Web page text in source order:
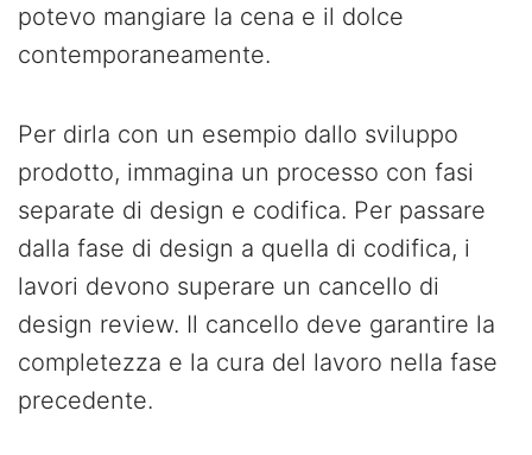
potevo mangiare la cena e il dolce
contemporaneamente.
Per dirla con un esempio dallo sviluppo
prodotto, immagina un processo con fasi
separate di design e codifica. Per passare
dalla fase di design a quella di codifica, i
lavori devono superare un cancello di
design review. Il cancello deve garantire la
completezza e la cura del lavoro nella fase
precedente.